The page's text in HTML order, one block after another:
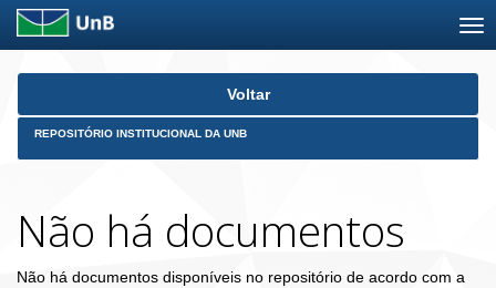
Skip
Voltar
REPOSITÓRIO INSTITUCIONAL DA UNB
Não há documentos
Não há documentos disponíveis no repositório de acordo com a